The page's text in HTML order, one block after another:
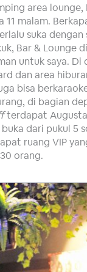
area lounge,
11 malam.
suka dengan
Bar & Lounge
untuk saya. Di
dan area
bisa
di bagian
terdapat
dari pukul 5
ruang VIP
orang.